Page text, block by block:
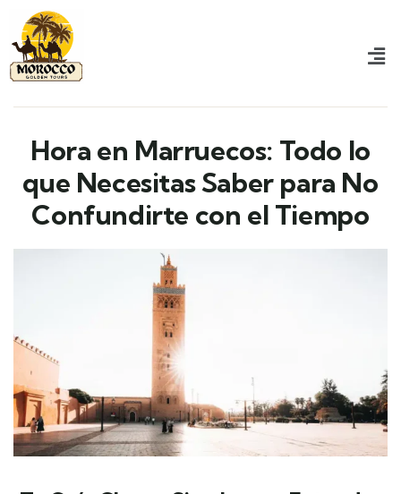
Hora en Marruecos: Todo lo
que Necesitas Saber para No
Confundirte con el Tiempo